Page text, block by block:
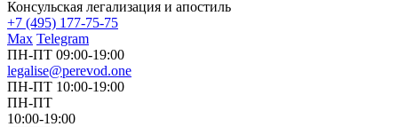
Консульская легализация и апостиль
+7 (495) 177-75-75
Max Telegram
ПН-ПТ 09:00-19:00
legalise@perevod.one
ПН-ПТ 10:00-19:00
ПН-ПТ
10:00-19:00